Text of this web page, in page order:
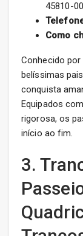
45810-
Como
Conhecido
belíssimas
conquista
Equipados
rigorosa, os
início ao fim.
3.